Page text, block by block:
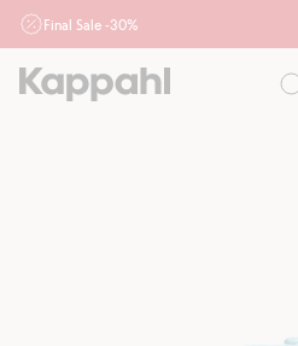
Final Sale -30%
działu outlet do 10.8 w sklepach Kappahl i
nie łączymy